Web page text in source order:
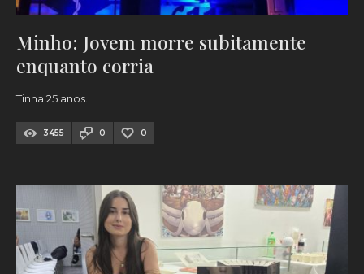
Minho: Jovem morre subitamente
enquanto corria
Tinha 25 anos.
3455 0 0